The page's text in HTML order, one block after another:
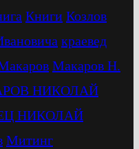
Книги Козлов
краевед
Макаров Н.
НИКОЛАЙ
НИКОЛАЙ
Митинг